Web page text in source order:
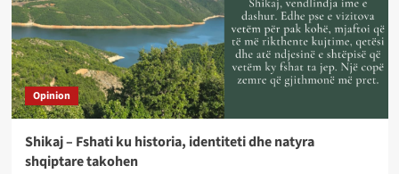
Opinion
Shikaj – Fshati ku historia, identiteti dhe natyra
shqiptare takohen